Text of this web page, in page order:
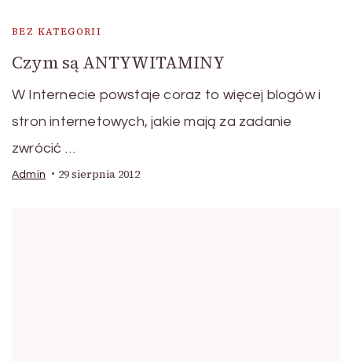
BEZ KATEGORII
Czym są ANTYWITAMINY
W Internecie powstaje coraz to więcej blogów i
stron internetowych, jakie mają za zadanie
zwrócić …
Admin 29 sierpnia 2012